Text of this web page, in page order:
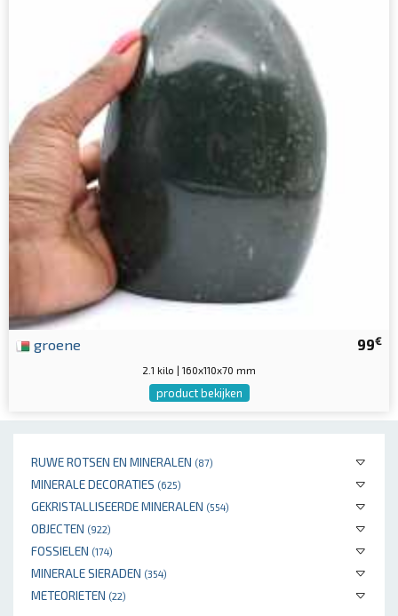
RUWE ROTSEN EN MINERALEN (87)
MINERALE DECORATIES (625)
GEKRISTALLISEERDE MINERALEN (554)
OBJECTEN (922)
FOSSIELEN (174)
MINERALE SIERADEN (354)
METEORIETEN (22)
99€
groene
2.1 kilo | 160x110x70 mm
product bekijken